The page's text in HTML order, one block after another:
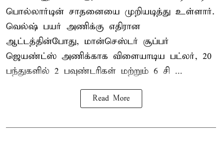
பொல்லார்டின் சாதனையை முறியடித்து உள்ளார்.
வெல்ஷ் பயர் அணிக்கு எதிரான
ஆட்டத்தின்போது, மான்செஸ்டர் சூப்பர்
ஜெயண்ட்ஸ் அணிக்காக விளையாடிய பட்லர், 20
பந்துகளில் 2 பவுண்டரிகள் மற்றும் 6 சி ...
Read More